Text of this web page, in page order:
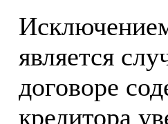
является
договоре
кредитора